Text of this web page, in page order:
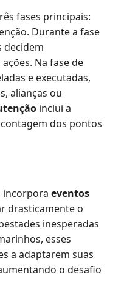
fases principais:
Durante a fase
decidem
Na fase de
e executadas,
alianças ou
inclui a
dos pontos
incorporaeventos
drasticamente o
inesperadas
esses
a adaptarem suas
o desafio